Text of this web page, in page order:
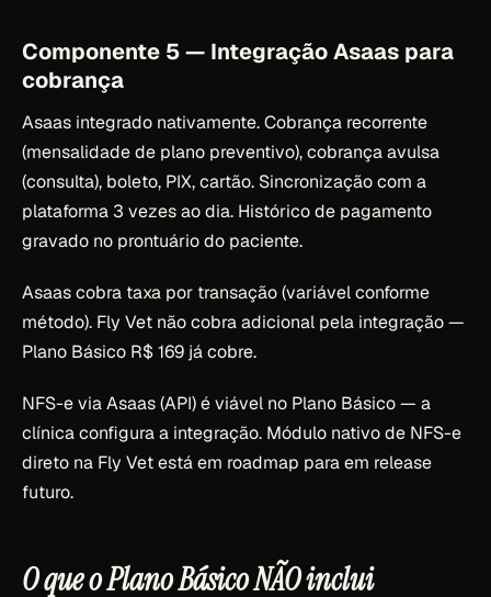
Componente 5 — Integração Asaas para
cobrança
Asaas integrado nativamente. Cobrança recorrente
(mensalidade de plano preventivo), cobrança avulsa
(consulta), boleto, PIX, cartão. Sincronização com a
plataforma 3 vezes ao dia. Histórico de pagamento
gravado no prontuário do paciente.
Asaas cobra taxa por transação (variável conforme
método). Fly Vet não cobra adicional pela integração —
Plano Básico R$ 169 já cobre.
NFS-e via Asaas (API) é viável no Plano Básico — a
clínica configura a integração. Módulo nativo de NFS-e
direto na Fly Vet está em roadmap para em release
futuro.
O que o Plano Básico NÃO inclui